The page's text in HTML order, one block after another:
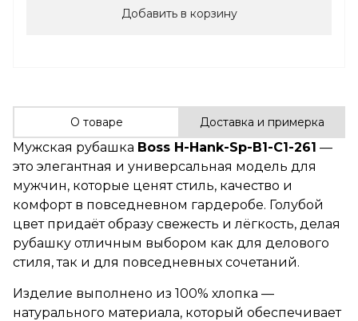
Добавить в корзину
О товаре Доставка и примерка
Мужская рубашка Boss H-Hank-Sp-B1-C1-261 —
это элегантная и универсальная модель для
мужчин, которые ценят стиль, качество и
комфорт в повседневном гардеробе. Голубой
цвет придаёт образу свежесть и лёгкость, делая
рубашку отличным выбором как для делового
стиля, так и для повседневных сочетаний.
Изделие выполнено из 100% хлопка —
натурального материала, который обеспечивает